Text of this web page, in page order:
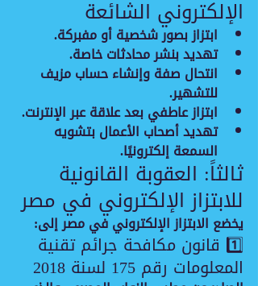
الإلكتروني الشائعة
ابتزاز بصور شخصية أو مفبركة.
تهديد بنشر محادثات خاصة.
انتحال صفة وإنشاء حساب مزيف
للتشهير.
ابتزاز عاطفي بعد علاقة عبر الإنترنت.
تهديد أصحاب الأعمال بتشويه
السمعة إلكترونيًا.
ثالثاً: العقوبة القانونية
للابتزاز الإلكتروني في مصر
يخضع الابتزاز الإلكتروني في مصر إلى:
1️⃣ قانون مكافحة جرائم تقنية
المعلومات رقم 175 لسنة 2018